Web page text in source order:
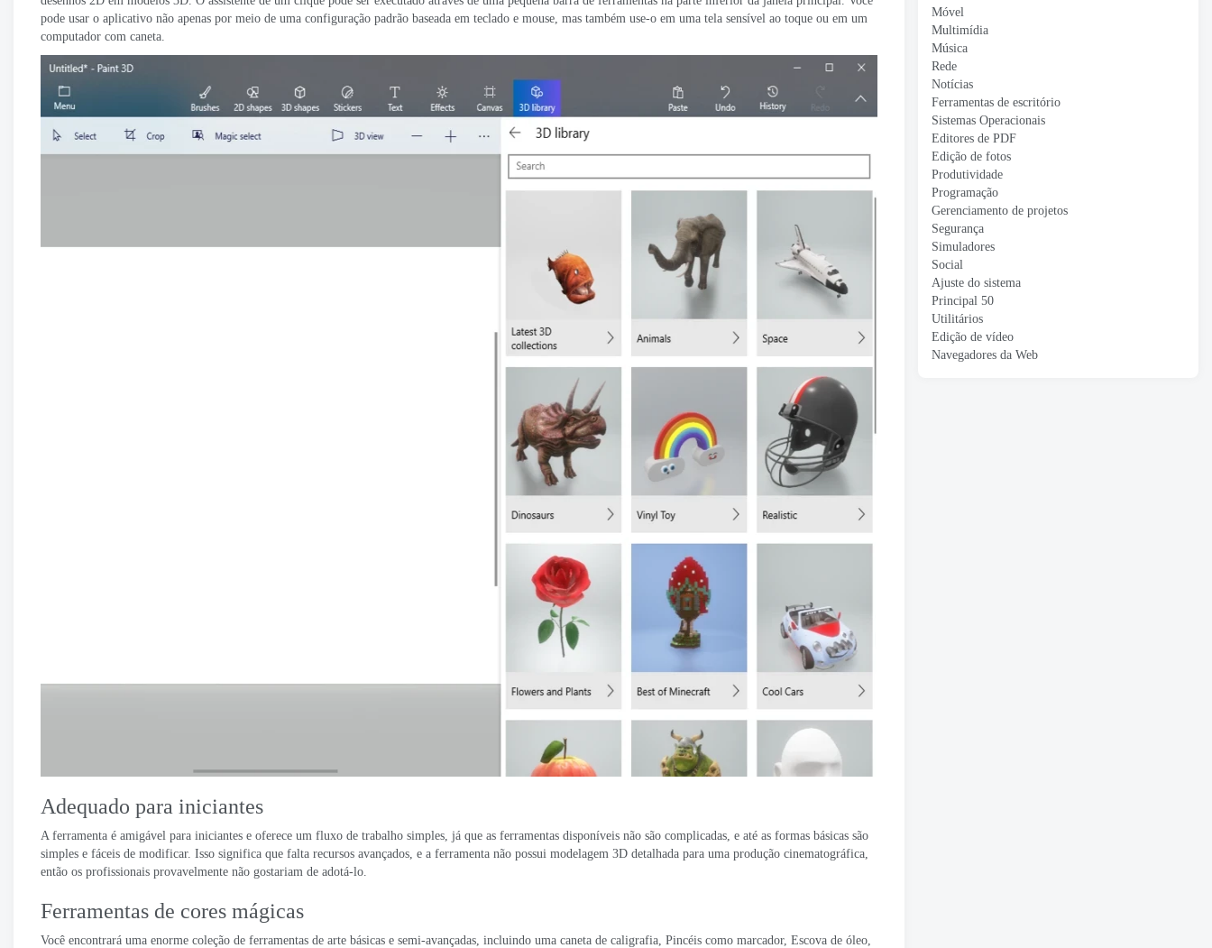
pode usar o aplicativo não apenas por meio de uma configuração padrão baseada em teclado e mouse, mas também use-o em uma tela sensível ao toque ou em um
computador com caneta.
Adequado para iniciantes
A ferramenta é amigável para iniciantes e oferece um fluxo de trabalho simples, já que as ferramentas disponíveis não são complicadas, e até as formas básicas são
simples e fáceis de modificar. Isso significa que falta recursos avançados, e a ferramenta não possui modelagem 3D detalhada para uma produção cinematográfica,
então os profissionais provavelmente não gostariam de adotá-lo.
Ferramentas de cores mágicas
Você encontrará uma enorme coleção de ferramentas de arte básicas e semi-avançadas, incluindo uma caneta de caligrafia, Pincéis como marcador, Escova de óleo,
Móvel
Multimídia
Música
Rede
Notícias
Ferramentas de escritório
Sistemas Operacionais
Editores de PDF
Edição de fotos
Produtividade
Programação
Gerenciamento de projetos
Segurança
Simuladores
Social
Ajuste do sistema
Principal 50
Utilitários
Edição de vídeo
Navegadores da Web